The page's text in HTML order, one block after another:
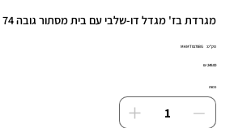
מגרדת בז' מגדל דו-שלבי עם בית מסתור גובה 74 ס"מ בסיס 44*40 ס"מ
מק"ט:
מק"ט
MAMT0175BG
מחיר‏249.00 ‏₪
כמות